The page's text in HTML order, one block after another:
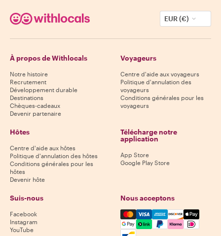
EUR (€)
À propos de Withlocals
Notre histoire
Recrutement
Développement durable
Destinations
Chèques-cadeaux
Devenir partenaire
Voyageurs
Centre d'aide aux voyageurs
Politique d'annulation des
voyageurs
Conditions générales pour les
voyageurs
Hôtes
Centre d'aide aux hôtes
Politique d'annulation des hôtes
Conditions générales pour les
hôtes
Devenir hôte
Télécharge notre
application
App Store
Google Play Store
Suis-nous
Facebook
Instagram
YouTube
Nous acceptons
Mastercard, Visa, Amex,